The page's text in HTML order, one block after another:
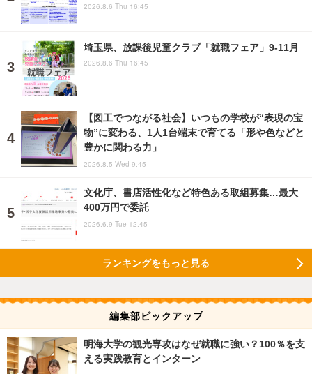
2026.8.6 Thu 16:45
埼玉県、放課後児童クラブ「就職フェア」9-11月
2026.8.6 Thu 16:45
【図工でつながる社会】いつもの学校が“表現の宝
物”に変わる、1人1台端末で育てる「形や色などと
豊かに関わる力」
2026.8.5 Wed 9:45
文化庁、書店活性化など特色ある取組募集…最大
400万円で委託
2026.6.9 Tue 12:45
ランキングをもっと見る
編集部ピックアップ
明海大学の観光専攻はなぜ就職に強い？100％を支
える実践教育とインターン